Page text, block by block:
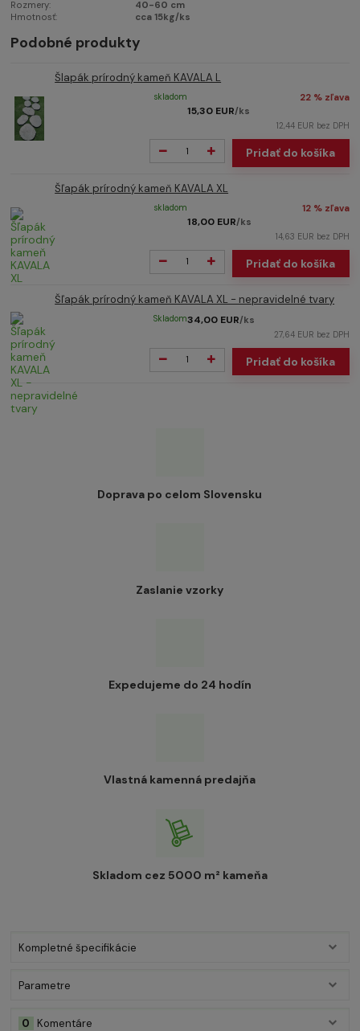
Rozmery:
40-60 cm
Hmotnosť:
cca 15kg/ks
Podobné produkty
Šlapák prírodný kameň KAVALA L
22 % zľava
15,30 EUR/ks
12,44 EUR bez DPH
skladom
Pridať do košíka
Šľapák prírodný kameň KAVALA XL
12 % zľava
18,00 EUR/ks
14,63 EUR bez DPH
skladom
Pridať do košíka
Šľapák prírodný kameň KAVALA XL - nepravidelné tvary
34,00 EUR/ks
27,64 EUR bez DPH
Skladom
Pridať do košíka
Doprava po celom Slovensku
Zaslanie vzorky
Expedujeme do 24 hodín
Vlastná kamenná predajňa
Skladom cez 5000 m² kameňa
Kompletné špecifikácie
Parametre
Komentáre
0